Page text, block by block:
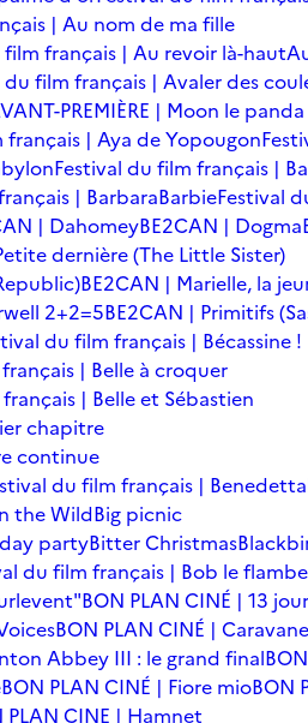
| Au nom de ma fille
film français | Au revoir là-haut
du film français | Avaler des
PREMIÈRE | Moon le
français | Aya de Yopougon
Festival du film français |
| BarbaraBarbieFestival
| DahomeyBE2CAN | Dogma
dernière (The Little Sister)
BE2CAN | Marielle, la
2+2=5BE2CAN | Primitifs
du film français | Bécassine !
| Belle à croquer
| Belle et Sébastien
chapitre
continue
du film français | Benedetta
the WildBig picnic
partyBitter Christmas
du film français | Bob le
BON PLAN CINÉ | 13
BON PLAN CINÉ | Caravane
Abbey III : le grand final
BON PLAN CINÉ | Fiore mioBON
PLAN CINE | Hamnet